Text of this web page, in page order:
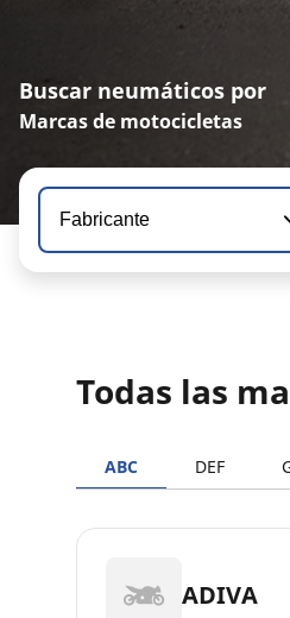
Buscar neumáticos por
Marcas de motocicletas
Fabricante
Todas las
ABC DEF
ADIVA